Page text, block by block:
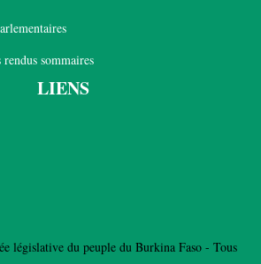
sommaires
LIENS
législative du peuple du Burkina Faso - Tous